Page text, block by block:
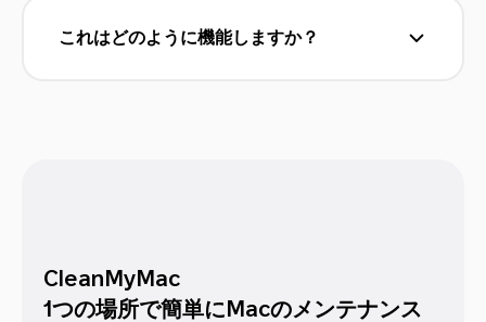
ト」などの機能によって、削除しても100%安
これはどのように機能しますか？
CleanMyMac
1つの場所で簡単にMacのメンテナンス